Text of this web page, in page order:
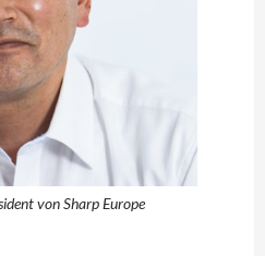
von Sharp Europe